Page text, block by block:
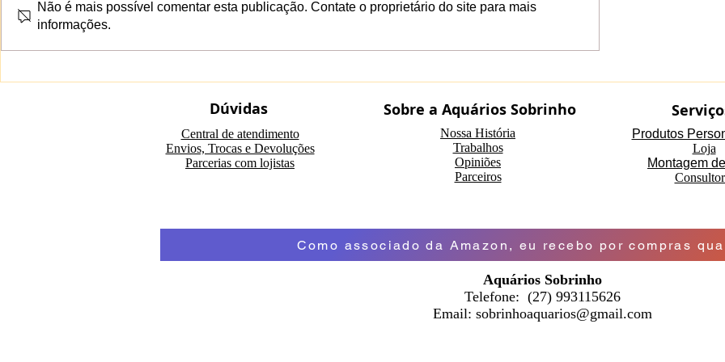
Você gosta de kingyos?
Probióticos no aquarismo
Você está sendo
de biologia não
Não é mais possível comentar esta publicação. Contate o proprietário do site para mais
informações.
Dúvidas
Central de atendimento
Envios, Trocas e Devoluções
Parcerias com lojistas
Sobre a Aquários Sobrinho
Nossa História
Trabalhos
Opiniões
Parceiros
Produtos
Loja
Montagem
Como associado da Amazon, eu recebo por compras
Aquários Sobrinho
Telefone: (27) 993115626
Email: sobrinhoaquarios@gmail.com